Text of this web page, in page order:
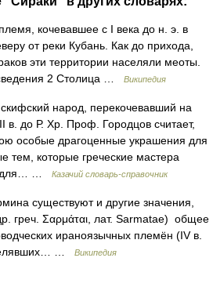
кочевавшее с I века до н. э. в
от реки Кубань. Как до прихода,
эти территории населяли меоты.
2 Столица …
Википедия
народ, перекочевавший на
в. до Р. Хр. Проф. Городцов считает,
особые драгоценные украшения для
тем, которые греческие мастера
для… …
Казачий словарь-справочник
существуют и другие значения,
греч. Σαρμάται, лат. Sarmatae) общее
ираноязычных племён (IV в.
…
Википедия